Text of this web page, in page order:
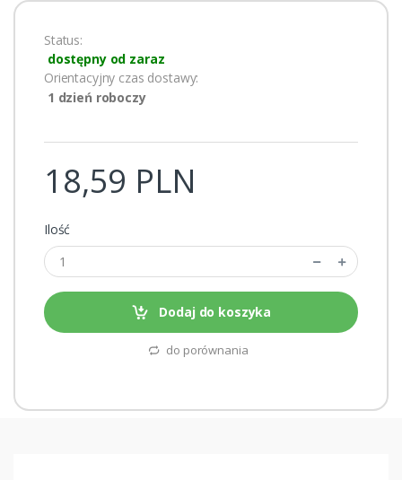
Status:
dostępny od zaraz
Orientacyjny czas dostawy:
1 dzień roboczy
18,59 PLN
Ilość
Dodaj do koszyka
do porównania